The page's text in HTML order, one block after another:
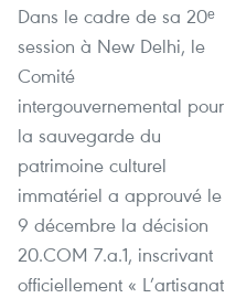
Dans le cadre de sa 20ᵉ
session à New Delhi, le
Comité
intergouvernemental pour
la sauvegarde du
patrimoine culturel
immatériel a approuvé le
9 décembre la décision
20.COM 7.a.1, inscrivant
officiellement « L’artisanat